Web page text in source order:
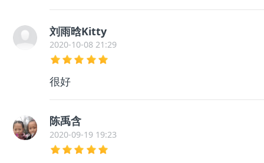
刘雨晗Kitty
2020-10-08 21:29
很好
陈禹含
2020-09-19 19:23